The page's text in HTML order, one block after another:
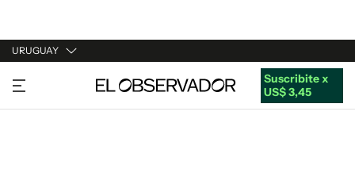
URUGUAY
URUGUAY
ARGENTINA
Suscribite x
US$ 3,45